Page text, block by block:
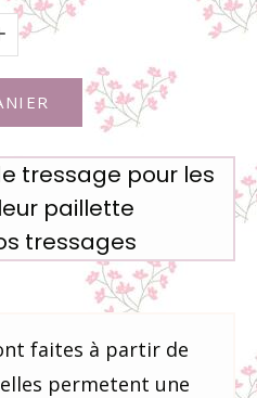
tressage pour les
paillette
tressages
faites à partir de
permetent une